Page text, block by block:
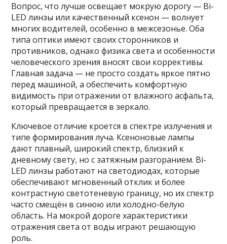
Вопрос, что лучше освещает мокрую дорогу — Bi-
LED линзы или качественный ксенон — волнует
многих водителей, особенно в межсезонье. Оба
типа оптики имеют своих сторонников и
противников, однако физика света и особенности
человеческого зрения вносят свои коррективы.
Главная задача — не просто создать яркое пятно
перед машиной, а обеспечить комфортную
видимость при отражении от влажного асфальта,
который превращается в зеркало.
Ключевое отличие кроется в спектре излучения и
типе формирования луча. Ксеноновые лампы
дают плавный, широкий спектр, близкий к
дневному свету, но с затяжным разгоранием. Bi-
LED линзы работают на светодиодах, которые
обеспечивают мгновенный отклик и более
контрастную светотеневую границу, но их спектр
часто смещён в синюю или холодно-белую
область. На мокрой дороге характеристики
отражения света от воды играют решающую
роль.